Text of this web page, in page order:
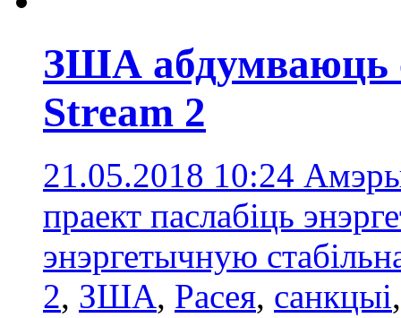
ЗША абдумваюць
Stream 2
21.05.2018 10:24
праект паслабіць
энэргетычную
2, ЗША, Расея, санкцыі